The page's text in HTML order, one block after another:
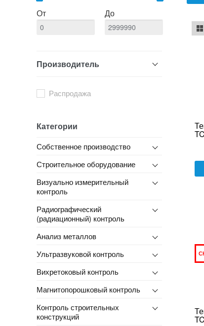
От До
Производитель
Распродажа
Категории
Собственное производство
Строительное оборудование
Визуально измерительный
контроль
Радиографический
(радиационный) контроль
Анализ металлов
Ультразвуковой контроль
Вихретоковый контроль
Магнитопорошковый контроль
Контроль строительных
конструкций